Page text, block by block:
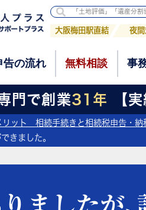
大阪梅田駅直結 夜間
告の流れ 無料相談 事
の流れ 無料相談 事
で創業31年【実績
リット＿相続手続きと相続税申告・納
きました｡
ましたが､